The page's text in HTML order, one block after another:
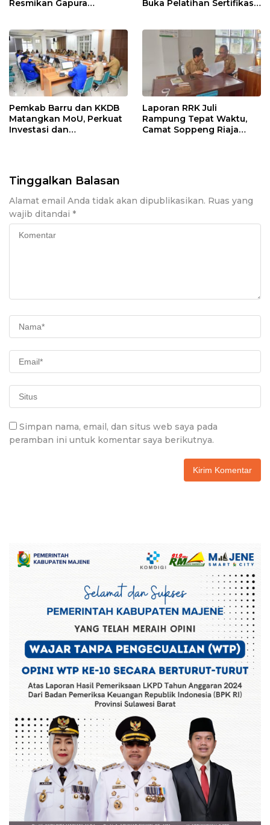
Resmikan Gapura
Buka Pelatihan Sertifikasi
Pemkab Barru dan KKDB
Matangkan MoU, Perkuat
Investasi dan
Laporan RRK Juli
Rampung Tepat Waktu,
Camat Soppeng Riaja
Tinggalkan Balasan
Alamat email Anda tidak akan dipublikasikan. Ruas yang
wajib ditandai *
Simpan nama, email, dan situs web saya pada
peramban ini untuk komentar saya berikutnya.